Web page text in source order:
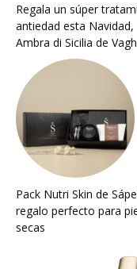
Regala un súper
antiedad esta Navidad,
Ambra di Sicilia de
Pack Nutri Skin de
regalo perfecto para
secas